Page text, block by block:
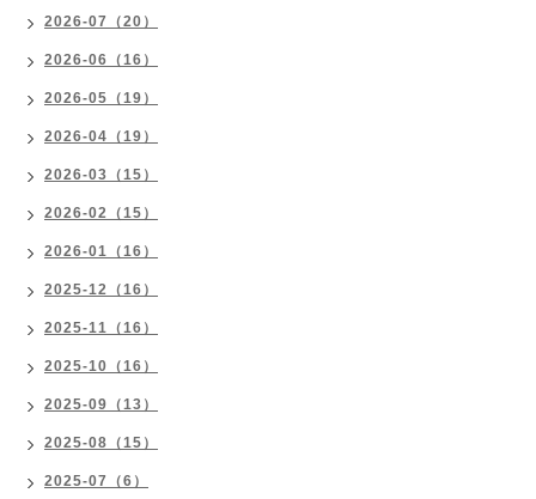
2026-07（20）
2026-06（16）
2026-05（19）
2026-04（19）
2026-03（15）
2026-02（15）
2026-01（16）
2025-12（16）
2025-11（16）
2025-10（16）
2025-09（13）
2025-08（15）
2025-07（6）